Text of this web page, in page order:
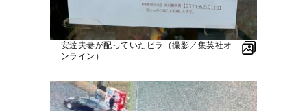
安達夫妻が配っていたビラ（撮影／集英社オ
ンライン）